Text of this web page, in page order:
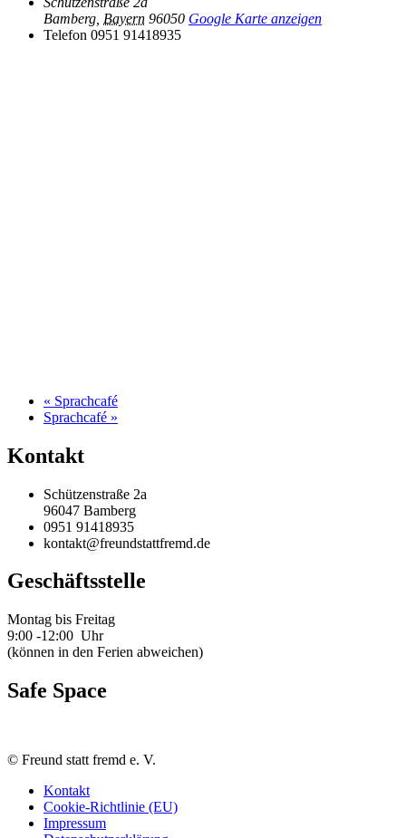
Bamberg Bayern 96050 Google Karte anzeigen
Telefon 0951 91418935
« Sprachcafé
Sprachcafé »
Kontakt
Schützenstraße 2a
96047 Bamberg
0951 91418935
kontakt@freundstattfremd.de
Geschäftsstelle
Montag bis Freitag
9:00 -12:00 Uhr
(können in den Ferien abweichen)
Safe Space
© Freund statt fremd e. V.
Kontakt
Cookie-Richtlinie (EU)
Impressum